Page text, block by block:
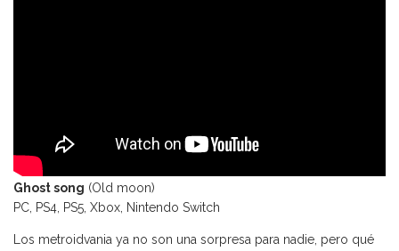
Ghost song (Old moon)
PC, PS4, PS5, Xbox, Nintendo Switch
Los metroidvania ya no son una sorpresa para nadie, pero qué